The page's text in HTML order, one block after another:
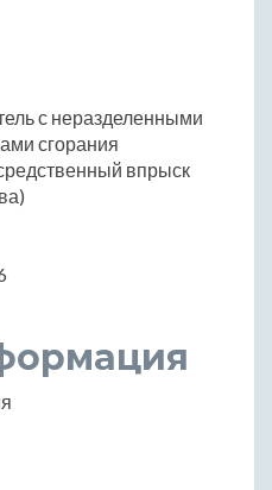
с неразделенными
сгорания
впрыск